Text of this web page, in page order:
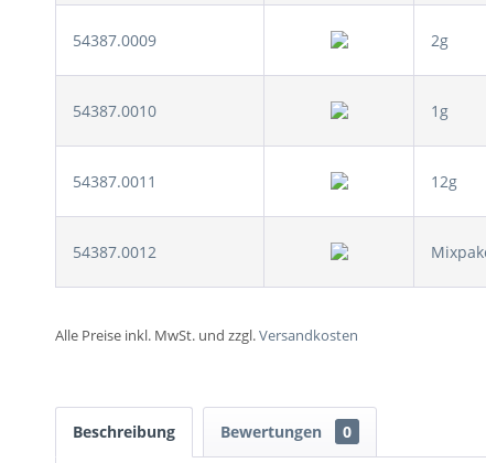
54387.0009 2g
54387.0010 1g
54387.0011 12g
54387.0012
Alle Preise inkl. MwSt. und zzgl.Versandkosten
Beschreibung Bewertungen 0